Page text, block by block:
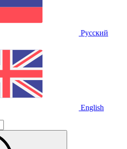
Русский
English